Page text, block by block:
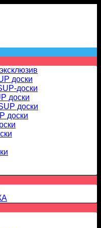
доски
доски
доски
доски
доски